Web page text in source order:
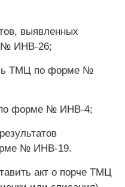
выявленных
№ ИНВ-26;
ТМЦ по форме №
по форме № ИНВ-4;
№ ­ИНВ-19.
акт о порче ТМЦ